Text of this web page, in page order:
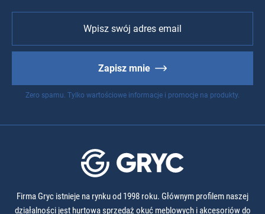
Zapisz mnie
Zero spamu. Tylko wartościowe informacje i promocje na produkty.
Firma Gryc istnieje na rynku od 1998 roku. Głównym profilem naszej
działalności jest hurtowa sprzedaż okuć meblowych i akcesoriów do